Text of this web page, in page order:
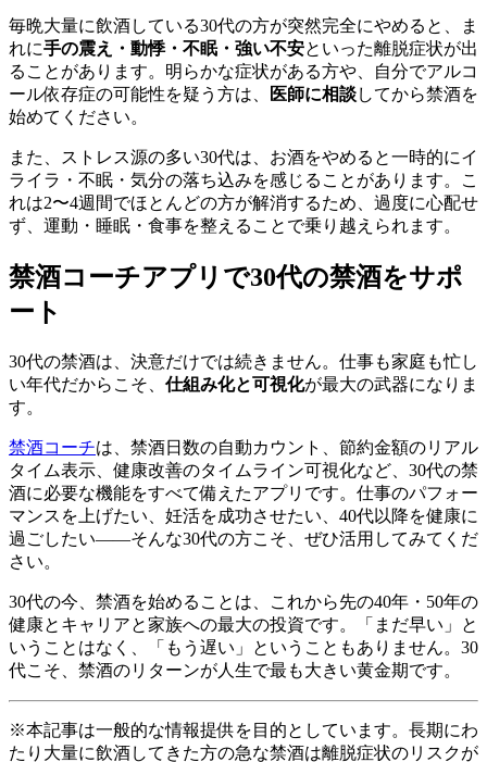
毎晩大量に飲酒している30代の方が突然完全にやめると、ま
れに手の震え・動悸・不眠・強い不安といった離脱症状が出
ることがあります。明らかな症状がある方や、自分でアルコ
ール依存症の可能性を疑う方は、
医師に相談してから禁酒を
始めてください。
また、ストレス源の多い30代は、お酒をやめると一時的にイ
ライラ・不眠・気分の落ち込みを感じることがあります。こ
れは2〜4週間でほとんどの方が解消するため、過度に心配せ
ず、運動・睡眠・食事を整えることで乗り越えられます。
禁酒コーチアプリで30代の禁酒をサポ
ート
30代の禁酒は、決意だけでは続きません。仕事も家庭も忙し
い年代だからこそ、 仕組み化と可視化が最大の武器になりま
す。
禁酒コーチは、禁酒日数の自動カウント、節約金額のリアル
タイム表示、健康改善のタイムライン可視化など、30代の禁
酒に必要な機能をすべて備えたアプリです。仕事のパフォー
マンスを上げたい、妊活を成功させたい、40代以降を健康に
過ごしたい――そんな30代の方こそ、ぜひ活用してみてくだ
さい。
30代の今、禁酒を始めることは、これから先の40年・50年の
健康とキャリアと家族への最大の投資です。「まだ早い」と
いうことはなく、「もう遅い」ということもありません。30
代こそ、禁酒のリターンが人生で最も大きい黄金期です。
※本記事は一般的な情報提供を目的としています。長期にわ
たり大量に飲酒してきた方の急な禁酒は離脱症状のリスクが